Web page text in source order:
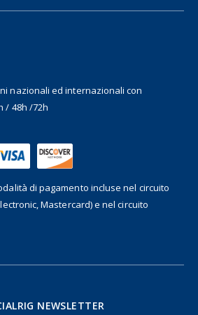
nazionali ed internazionalicon
/ 48h /72h
di pagamento incluse nel circuito
Mastercard) e nel circuito
NEWSLETTER